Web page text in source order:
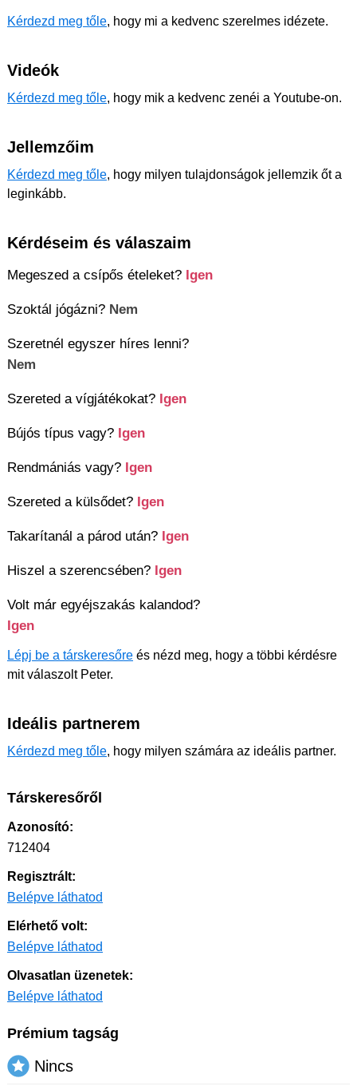
Kérdezd meg tőle, hogy mi a kedvenc szerelmes idézete.
Videók
Kérdezd meg tőle, hogy mik a kedvenc zenéi a Youtube-on.
Jellemzőim
Kérdezd meg tőle, hogy milyen tulajdonságok jellemzik őt a
leginkább.
Kérdéseim és válaszaim
Megeszed a csípős ételeket? Igen
Szoktál jógázni? Nem
Szeretnél egyszer híres lenni?
Nem
Szereted a vígjátékokat? Igen
Bújós típus vagy? Igen
Rendmániás vagy? Igen
Szereted a külsődet? Igen
Takarítanál a párod után? Igen
Hiszel a szerencsében? Igen
Volt már egyéjszakás kalandod?
Igen
Lépj be a társkeresőre és nézd meg, hogy a többi kérdésre
mit válaszolt Peter.
Ideális partnerem
Kérdezd meg tőle, hogy milyen számára az ideális partner.
Társkeresőről
Azonosító:
712404
Regisztrált:
Belépve láthatod
Elérhető volt:
Belépve láthatod
Olvasatlan üzenetek:
Belépve láthatod
Prémium tagság
Nincs